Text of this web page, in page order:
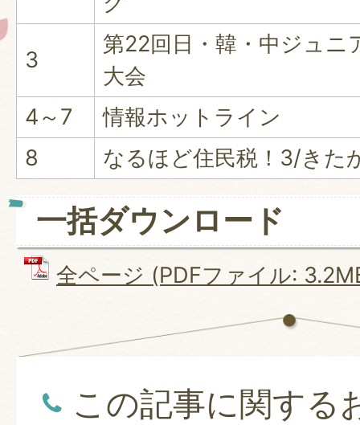
3
第22回日・韓・中ジュニ
大会
4～7
情報ホットライン
8
なるほど住民税！3/きた
一括ダウンロード
全ページ (PDFファイル:
この記事に関する